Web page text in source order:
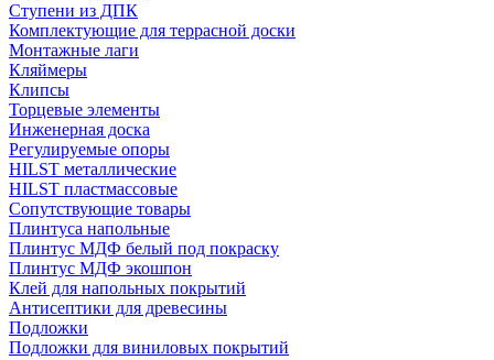
Ступени из ДПК
Комплектующие для террасной доски
Монтажные лаги
Кляймеры
Клипсы
Торцевые элементы
Инженерная доска
Регулируемые опоры
HILST металлические
HILST пластмассовые
Сопутствующие товары
Плинтуса напольные
Плинтус МДФ белый под покраску
Плинтус МДФ экошпон
Клей для напольных покрытий
Антисептики для древесины
Подложки
Подложки для виниловых покрытий